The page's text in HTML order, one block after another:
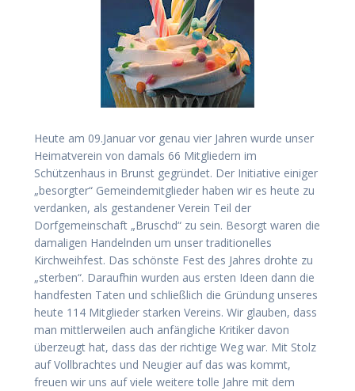
Heute am 09.Januar vor genau vier Jahren wurde unser
Heimatverein von damals 66 Mitgliedern im
Schützenhaus in Brunst gegründet. Der Initiative einiger
„besorgter“ Gemeindemitglieder haben wir es heute zu
verdanken, als gestandener Verein Teil der
Dorfgemeinschaft „Bruschd“ zu sein. Besorgt waren die
damaligen Handelnden um unser traditionelles
Kirchweihfest. Das schönste Fest des Jahres drohte zu
„sterben“. Daraufhin wurden aus ersten Ideen dann die
handfesten Taten und schließlich die Gründung unseres
heute 114 Mitglieder starken Vereins. Wir glauben, dass
man mittlerweilen auch anfängliche Kritiker davon
überzeugt hat, dass das der richtige Weg war. Mit Stolz
auf Vollbrachtes und Neugier auf das was kommt,
freuen wir uns auf viele weitere tolle Jahre mit dem